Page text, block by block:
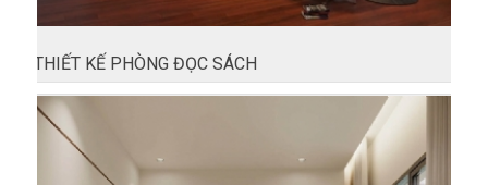
THIẾT KẾ PHÒNG ĐỌC SÁCH